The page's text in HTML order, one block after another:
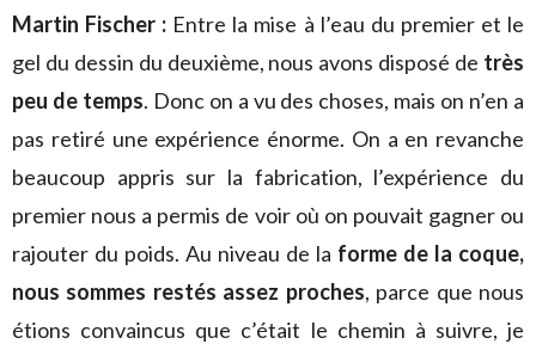
Martin Fischer : Entre la mise à l’eau du premier et le
gel du dessin du deuxième, nous avons disposé de très
peu de temps. Donc on a vu des choses, mais on n’en a
pas retiré une expérience énorme. On a en revanche
beaucoup appris sur la fabrication, l’expérience du
premier nous a permis de voir où on pouvait gagner ou
rajouter du poids. Au niveau de la forme de la coque,
nous sommes restés assez proches, parce que nous
étions convaincus que c’était le chemin à suivre, je